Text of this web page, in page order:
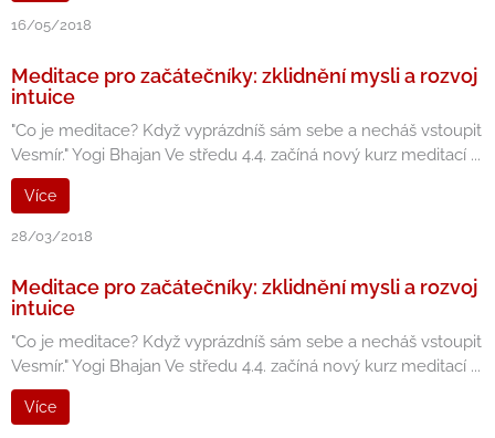
16/05/2018
Meditace pro začátečníky: zklidnění mysli a rozvoj
intuice
"Co je meditace? Když vyprázdníš sám sebe a necháš vstoupit
Vesmír." Yogi Bhajan Ve středu 4.4. začíná nový kurz meditací ...
Více
28/03/2018
Meditace pro začátečníky: zklidnění mysli a rozvoj
intuice
"Co je meditace? Když vyprázdníš sám sebe a necháš vstoupit
Vesmír." Yogi Bhajan Ve středu 4.4. začíná nový kurz meditací ...
Více